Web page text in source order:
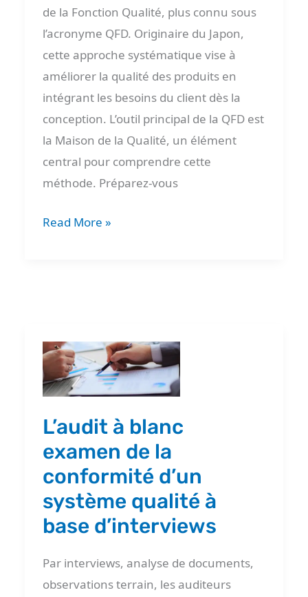
de la Fonction Qualité, plus connu sous
l’acronyme QFD. Originaire du Japon,
cette approche systématique vise à
améliorer la qualité des produits en
intégrant les besoins du client dès la
conception. L’outil principal de la QFD est
la Maison de la Qualité, un élément
central pour comprendre cette
méthode. Préparez-vous
Read More »
L’audit à blanc
examen de la
conformité d’un
système qualité à
base d’interviews
Par interviews, analyse de documents,
observations terrain, les auditeurs
L’audit
à
blanc
examen
de
la
conformité
d’un
système
à
base